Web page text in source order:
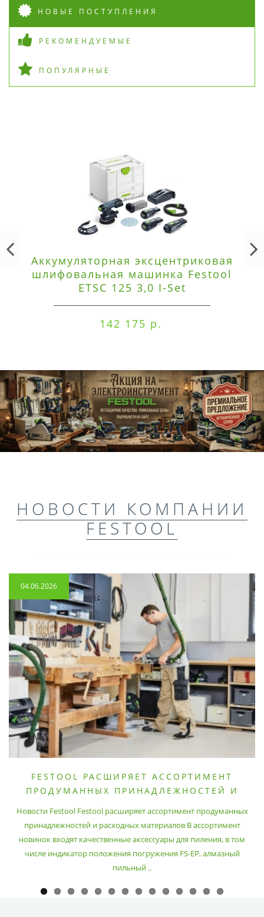
НОВЫЕ ПОСТУПЛЕНИЯ
РЕКОМЕНДУЕМЫЕ
ПОПУЛЯРНЫЕ
Аккумуляторная эксцентриковая
шлифовальная машинка Festool
ETSC 125 3,0 I-Set
142 175 р.
НОВОСТИ КОМПАНИИ
FESTOOL
04.06.2026
FESTOOL РАСШИРЯЕТ АССОРТИМЕНТ
ПРОДУМАННЫХ ПРИНАДЛЕЖНОСТЕЙ И
Новости Festool Festool расширяет ассортимент продуманных
принадлежностей и расходных материалов В ассортимент
новинок входят качественные аксессуары для пиления, в том
числе индикатор положения погружения FS-EP, алмазный
пильный ..